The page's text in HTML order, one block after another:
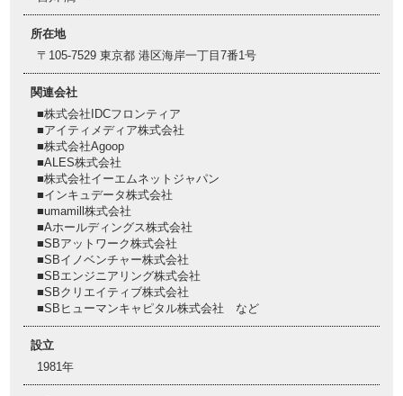
所在地
〒105-7529 東京都 港区海岸一丁目7番1号
関連会社
■株式会社IDCフロンティア
■アイティメディア株式会社
■株式会社Agoop
■ALES株式会社
■株式会社イーエムネットジャパン
■インキュデータ株式会社
■umamill株式会社
■Aホールディングス株式会社
■SBアットワーク株式会社
■SBイノベンチャー株式会社
■SBエンジニアリング株式会社
■SBクリエイティブ株式会社
■SBヒューマンキャピタル株式会社 など
設立
1981年